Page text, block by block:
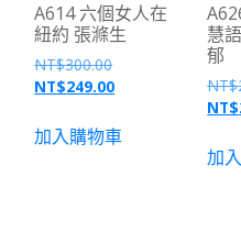
A614 六個女人在
紐約 張滌生
NT$300.00
NT$249.00
加入購物車
慧
郁
NT$
NT$
加